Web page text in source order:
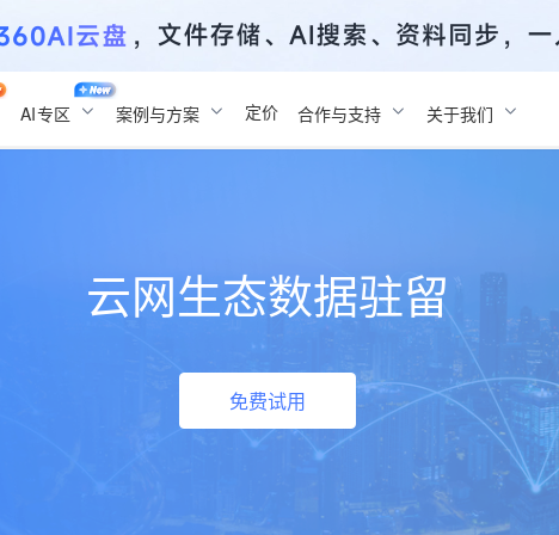
AI专区 案例与方案 定价 合作与支持 关于我们
云网生态数据驻留
免费试用